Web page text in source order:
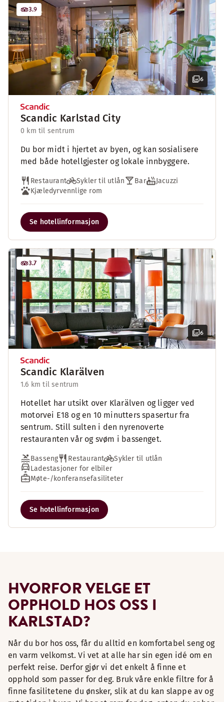
6
3.9
Scandic Karlstad City
0 km til sentrum
Du bor midt i hjertet av byen, og kan sosialisere
med både hotellgjester og lokale innbyggere.
Restaurant Sykler til utlån Bar
Jacuzzi
Kjæledyrvennlige rom
Se hotellinformasjon
6
3.7
Scandic Klarälven
1.6 km til sentrum
Hotellet har utsikt over Klarälven og ligger ved
motorvei E18 og en 10 minutters spasertur fra
sentrum. Still sulten i den nyrenoverte
restauranten vår og svøm i bassenget.
Basseng Restaurant
Sykler til utlån
Ladestasjoner for elbiler
Møte-/konferansefasiliteter
Se hotellinformasjon
HVORFOR VELGE ET
OPPHOLD HOS OSS I
KARLSTAD?
Når du bor hos oss, får du alltid en komfortabel seng og
en varm velkomst. Vi vet at alle har sin egen idé om en
perfekt reise. Derfor gjør vi det enkelt å finne et
opphold som passer for deg. Bruk våre enkle filtre for å
finne fasilitetene du ønsker, slik at du kan slappe av og